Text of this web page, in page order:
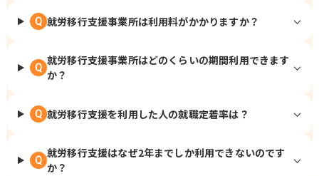
Q 就労移行支援事業所は利用料がかかりますか？
Q
就労移行支援事業所はどのくらいの期間利用できます
か？
Q 就労移行支援を利用した人の就職定着率は？
Q
就労移行支援はなぜ2年までしか利用できないのです
か？